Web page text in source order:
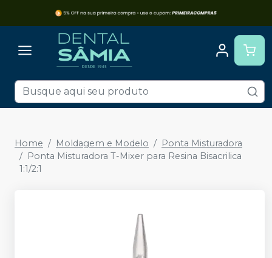
Home Moldagem e Modelo
Ponta Misturadora
Ponta Misturadora T-Mixer para Resina Bisacrilica
1:1/2:1